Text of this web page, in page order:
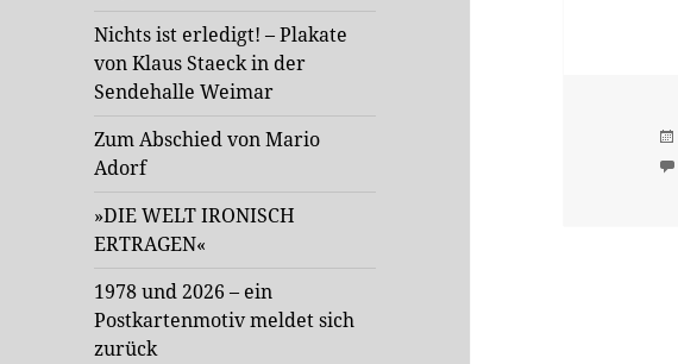
Nichts ist erledigt! – Plakate
von Klaus Staeck in der
Sendehalle Weimar
Zum Abschied von Mario
Adorf
»DIE WELT IRONISCH
ERTRAGEN«
1978 und 2026 – ein
Postkartenmotiv meldet sich
zurück